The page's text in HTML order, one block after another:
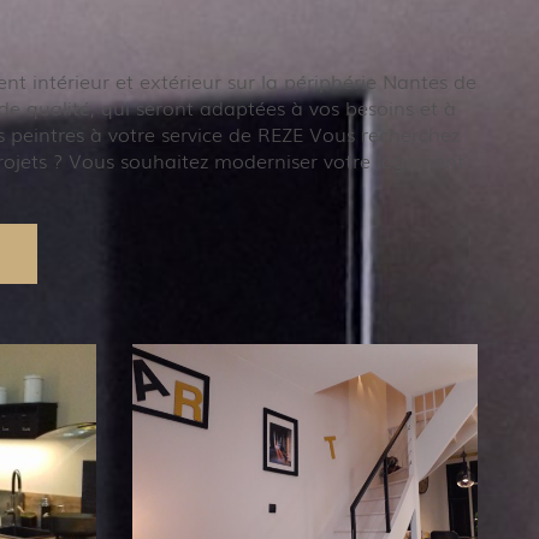
intérieur et extérieur sur la périphérie Nantes de
qualité, qui seront adaptées à vos besoins et à
à votre service de REZE Vous recherchez
? Vous souhaitez moderniser votre logement